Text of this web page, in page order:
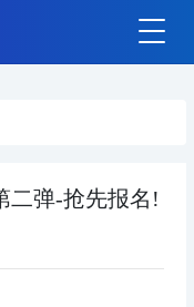
二弹-抢先报名!